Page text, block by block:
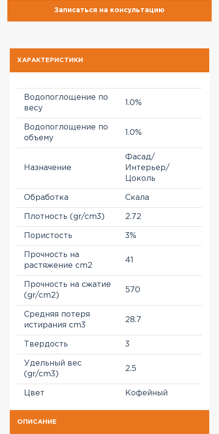
Записаться на консультацию
ХАРАКТЕРИСТИКИ
Водопоглощение по
весу
1.0%
Водопоглощение по
объему
1.0%
Назначение
Фасад/
Интерьер/
Цоколь
Обработка Скала
Плотность (gr/cm3) 2.72
Пористость 3%
Прочность на
растяжение cm2
41
Прочность на сжатие
(gr/cm2)
570
Средняя потеря
истирания cm3
28.7
Твердость 3
Удельный вес
(gr/cm3)
2.5
Цвет Кофейный
ОПИСАНИЕ